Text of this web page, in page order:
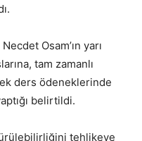
Osam’ın yarı
tam zamanlı
ders ödeneklerinde
belirtildi.
tehlikeye